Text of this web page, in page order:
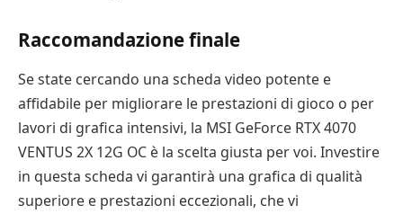
Raccomandazione finale
Se state cercando una scheda video potente e
affidabile per migliorare le prestazioni di gioco o per
lavori di grafica intensivi, la MSI GeForce RTX 4070
VENTUS 2X 12G OC è la scelta giusta per voi. Investire
in questa scheda vi garantirà una grafica di qualità
superiore e prestazioni eccezionali, che vi